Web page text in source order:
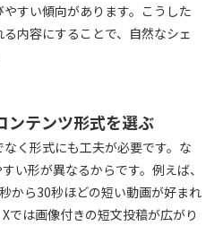
すい傾向があります。こうした
内容にすることで、自然なシェ
ンテンツ形式を選ぶ
く形式にも工夫が必要です。な
い形が異なるからです。例えば、
ら30秒ほどの短い動画が好まれ
では画像付きの短文投稿が広がり